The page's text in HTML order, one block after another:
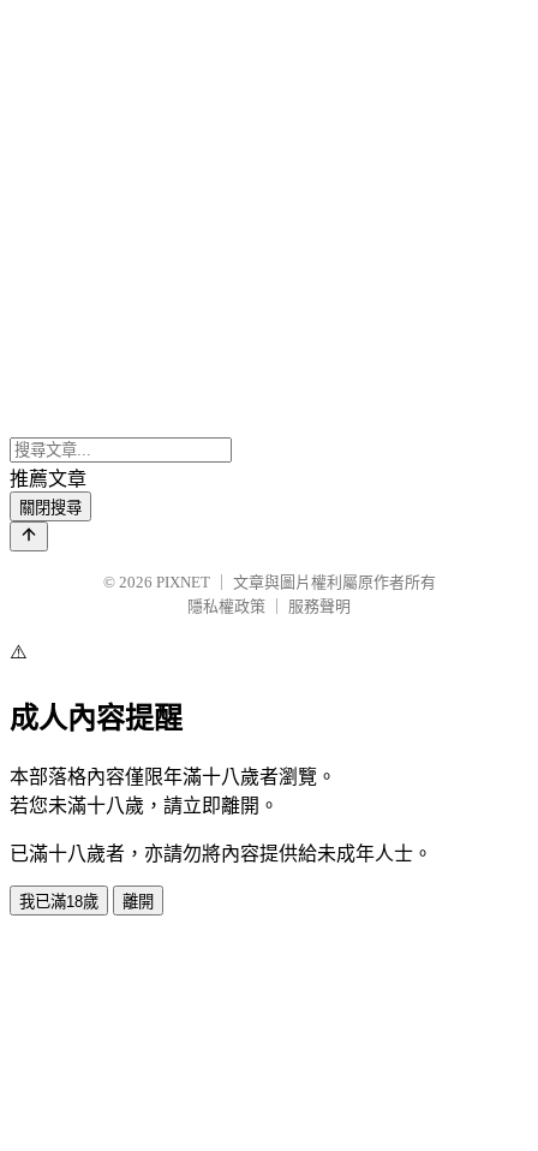
推薦文章
關閉搜尋
© 2026 PIXNET
文章與圖片權利屬原作者所有
隱私權政策
服務聲明
⚠️
成人內容提醒
本部落格內容僅限年滿十八歲者瀏覽。
若您未滿十八歲，請立即離開。
已滿十八歲者，亦請勿將內容提供給未成年人士。
我已滿18歲 離開